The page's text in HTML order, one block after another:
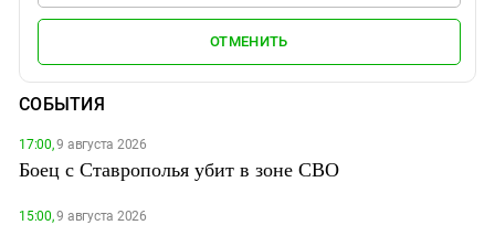
ОТМЕНИТЬ
СОБЫТИЯ
17:00,9 августа 2026
Боец с Ставрополья убит в зоне СВО
15:00,9 августа 2026